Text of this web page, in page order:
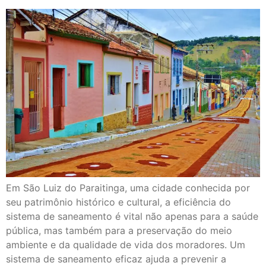
Em São Luiz do Paraitinga, uma cidade conhecida por
seu patrimônio histórico e cultural, a eficiência do
sistema de saneamento é vital não apenas para a saúde
pública, mas também para a preservação do meio
ambiente e da qualidade de vida dos moradores. Um
sistema de saneamento eficaz ajuda a prevenir a